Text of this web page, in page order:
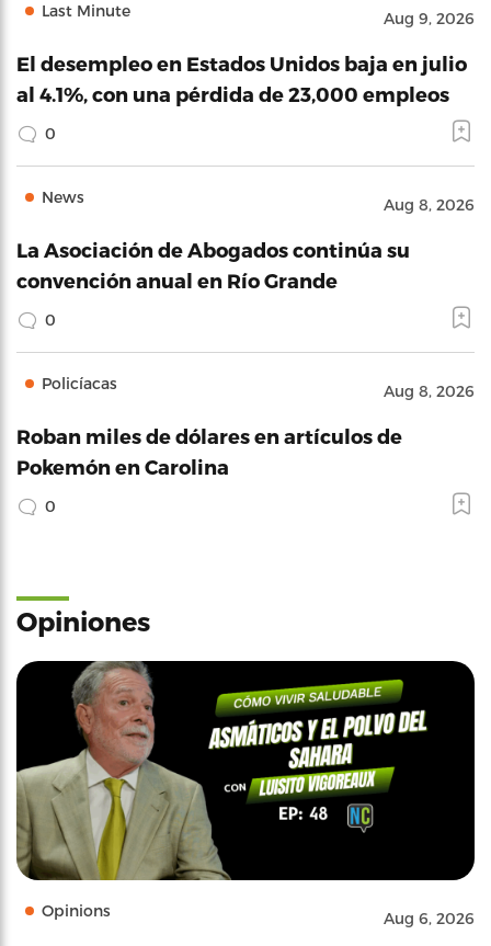
Last Minute Aug 9, 2026
El desempleo en Estados Unidos baja en julio
al 4.1%, con una pérdida de 23,000 empleos
0
News Aug 8, 2026
La Asociación de Abogados continúa su
convención anual en Río Grande
0
Policíacas Aug 8, 2026
Roban miles de dólares en artículos de
Pokemón en Carolina
0
Opiniones
Opinions Aug 6, 2026